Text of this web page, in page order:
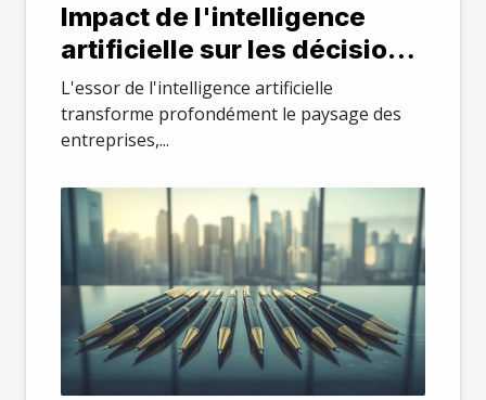
Impact de l'intelligence
artificielle sur les décisions
éthiques en entreprise
L'essor de l'intelligence artificielle
transforme profondément le paysage des
entreprises,...